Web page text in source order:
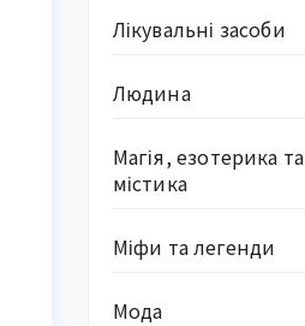
Лікувальні засоби
Людина
Магія, езотерика та
містика
Міфи та легенди
Мода